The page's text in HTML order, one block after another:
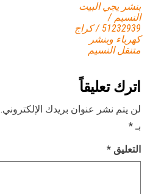
بنشر يجي البيت
النسيم /
51232939‬ / كراج
كهرباء وبنشر
متنقل النسيم
اترك تعليقاً
لن يتم نشر عنوان بريدك الإلكتروني.
بـ*
التعليق *